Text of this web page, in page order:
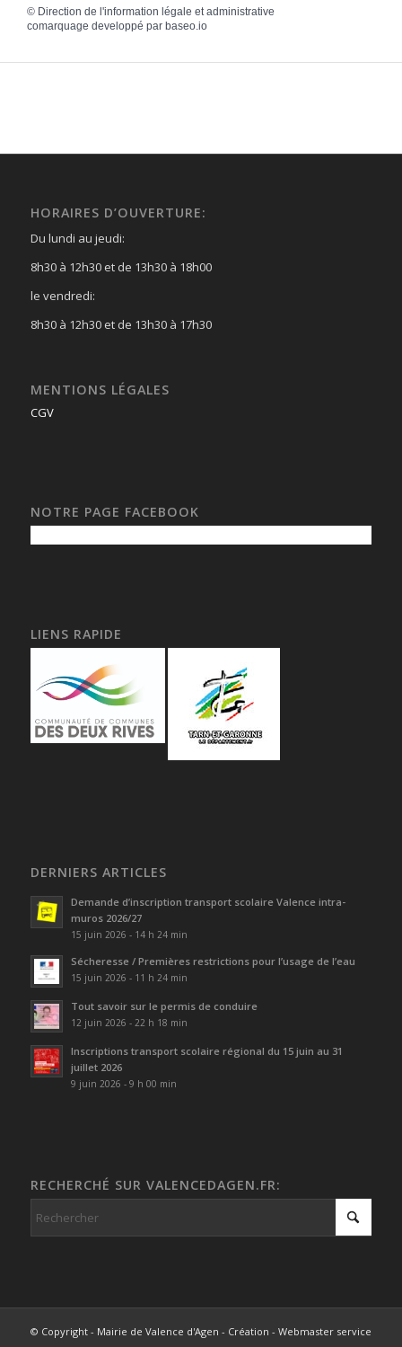
© Direction de l'information légale et administrative
comarquage developpé par baseo.io
HORAIRES D’OUVERTURE:
Du lundi au jeudi:
8h30 à 12h30 et de 13h30 à 18h00
le vendredi:
8h30 à 12h30 et de 13h30 à 17h30
MENTIONS LÉGALES
CGV
NOTRE PAGE FACEBOOK
LIENS RAPIDE
DERNIERS ARTICLES
Demande d’inscription transport scolaire Valence intra-
muros 2026/27
15 juin 2026 - 14 h 24 min
Sécheresse / Premières restrictions pour l’usage de l’eau
15 juin 2026 - 11 h 24 min
Tout savoir sur le permis de conduire
12 juin 2026 - 22 h 18 min
Inscriptions transport scolaire régional du 15 juin au 31
juillet 2026
9 juin 2026 - 9 h 00 min
RECHERCHÉ SUR VALENCEDAGEN.FR:
© Copyright - Mairie de Valence d'Agen - Création - Webmaster service